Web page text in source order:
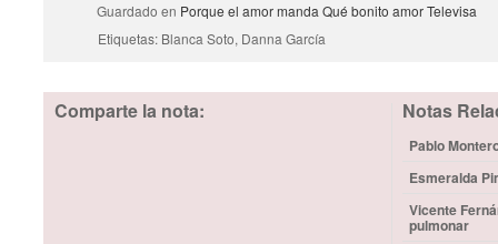
Guardado en Porque el amor manda Qué bonito amorTelevisa
Etiquetas: Blanca Soto, Danna García
Comparte la nota: Notas
Pablo
Esmeralda
Vicente
pulmonar